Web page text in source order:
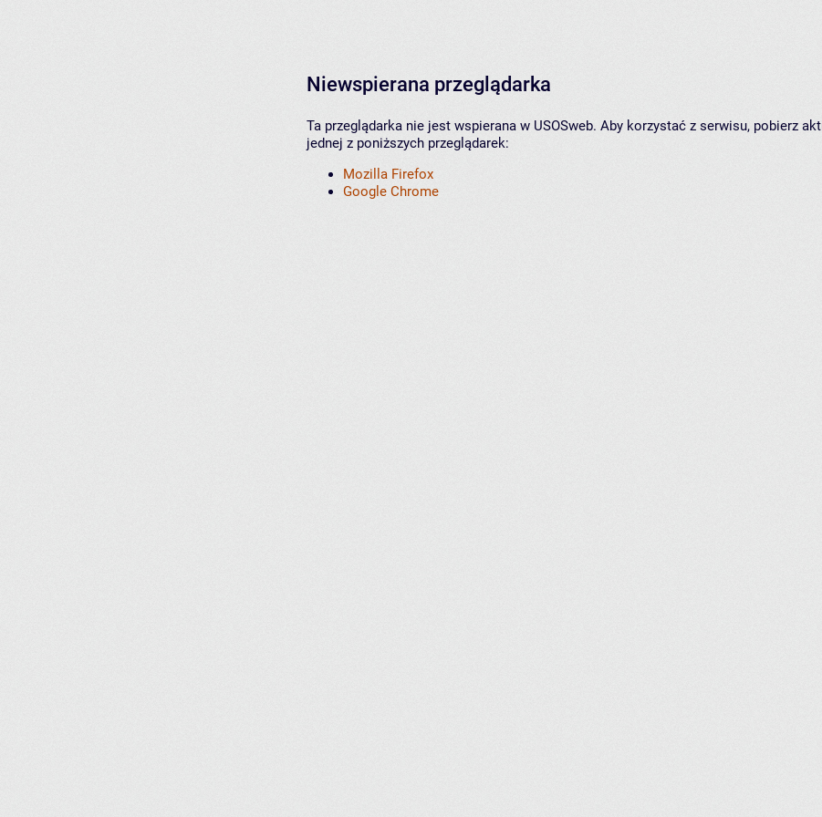
Niewspierana przeglądarka
Ta przeglądarka nie jest wspierana w USOSweb. Aby korzystać z serwisu, pobierz
jednej z poniższych przeglądarek:
Mozilla Firefox
Google Chrome